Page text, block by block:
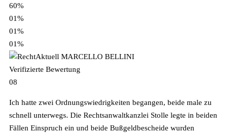
60%
01%
01%
01%
MARCELLO BELLINI
Verifizierte Bewertung
08
Ich hatte zwei Ordnungswiedrigkeiten begangen, beide male zu
schnell unterwegs. Die Rechtsanwaltkanzlei Stolle legte in beiden
Fällen Einspruch ein und beide Bußgeldbescheide wurden